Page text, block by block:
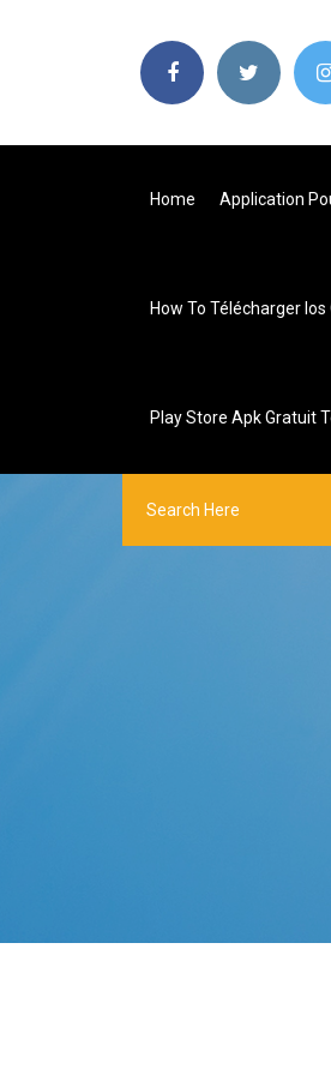
Home Application
How To Télécharger
Play Store Apk Gratuit